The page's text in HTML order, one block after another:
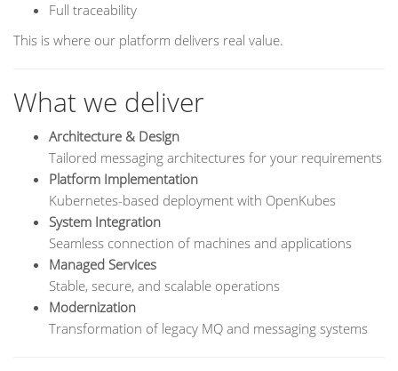
Full traceability
This is where our platform delivers real value.
What we deliver
Architecture & Design
Tailored messaging architectures for your requirements
Platform Implementation
Kubernetes-based deployment with OpenKubes
System Integration
Seamless connection of machines and applications
Managed Services
Stable, secure, and scalable operations
Modernization
Transformation of legacy MQ and messaging systems